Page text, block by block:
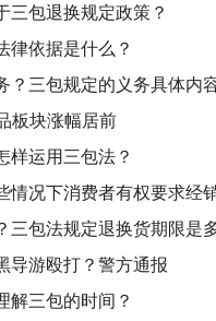
三包退换规定政策？
律依据是什么？
？三包规定的义务具体内
板块涨幅居前
样运用三包法？
情况下消费者有权要求经
三包法规定退换货期限是
导游殴打？警方通报
解三包的时间？